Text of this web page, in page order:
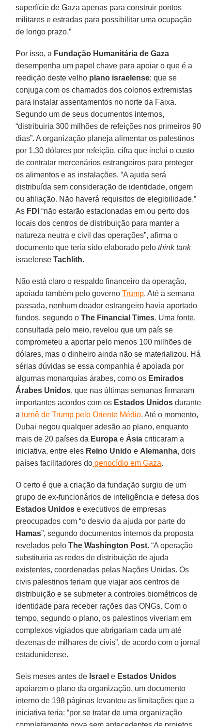
superfície de Gaza apenas para construir pontos
militares e estradas para possibilitar uma ocupação
de longo prazo.”
Por isso, a Fundação Humanitária de Gaza
desempenha um papel chave para apoiar o que é a
reedição deste velho plano israelense; que se
conjuga com os chamados dos colonos extremistas
para instalar assentamentos no norte da Faixa.
Segundo um de seus documentos internos,
“distribuiria 300 milhões de refeições nos primeiros 90
dias”. A organização planeja alimentar os palestinos
por 1,30 dólares por refeição, cifra que inclui o custo
de contratar mercenários estrangeiros para proteger
os alimentos e as instalações. “A ajuda será
distribuída sem consideração de identidade, origem
ou afiliação. Não haverá requisitos de elegibilidade.”
As FDI “não estarão estacionadas em ou perto dos
locais dos centros de distribuição para manter a
natureza neutra e civil das operações”, afirma o
documento que teria sido elaborado pelo think tank
israelenseTachlith.
Não está claro o respaldo financeiro da operação,
apoiada também pelo governoTrump. Até a semana
passada, nenhum doador estrangeiro havia aportado
fundos, segundo oThe Financial Times. Uma fonte,
consultada pelo meio, revelou que um país se
comprometeu a aportar pelo menos 100 milhões de
dólares, mas o dinheiro ainda não se materializou. Há
sérias dúvidas se essa companhia é apoiada por
algumas monarquias árabes, como os Emirados
Árabes Unidos, que nas últimas semanas firmaram
importantes acordos com os Estados Unidos durante
a turnê de Trump pelo Oriente Médio. Até o momento,
Dubai negou qualquer adesão ao plano, enquanto
mais de 20 países da Europa e Ásia criticaram a
iniciativa, entre eles Reino Unido e Alemanha, dois
países facilitadores do genocídio em Gaza.
O certo é que a criação da fundação surgiu de um
grupo de ex-funcionários de inteligência e defesa dos
Estados Unidos e executivos de empresas
preocupados com “o desvio da ajuda por parte do
Hamas”, segundo documentos internos da proposta
revelados peloThe Washington Post. “A operação
substituiria as redes de distribuição de ajuda
existentes, coordenadas pelas Nações Unidas. Os
civis palestinos teriam que viajar aos centros de
distribuição e se submeter a controles biométricos de
identidade para receber rações das ONGs. Com o
tempo, segundo o plano, os palestinos viveriam em
complexos vigiados que abrigariam cada um até
dezenas de milhares de civis”, de acordo com o jornal
estadunidense.
Seis meses antes de Israel e Estados Unidos
apoiarem o plano da organização, um documento
interno de 198 páginas levantou as limitações que a
iniciativa teria: “por se tratar de uma organização